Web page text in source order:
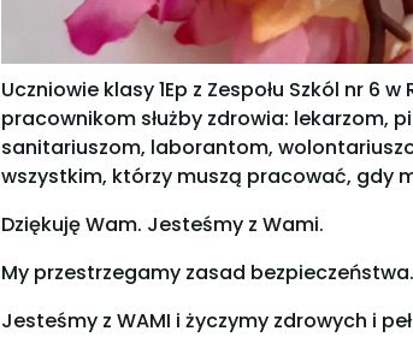
Uczniowie klasy 1Ep z Zespołu Szkól nr 6
pracownikom służby zdrowia: lekarzom,
sanitariuszom, laborantom,
wszystkim, którzy muszą pracować, gdy
Dziękuję Wam. Jesteśmy z Wami.
My przestrzegamy zasad bezpieczeństwa.
Jesteśmy z WAMI i życzymy zdrowych i